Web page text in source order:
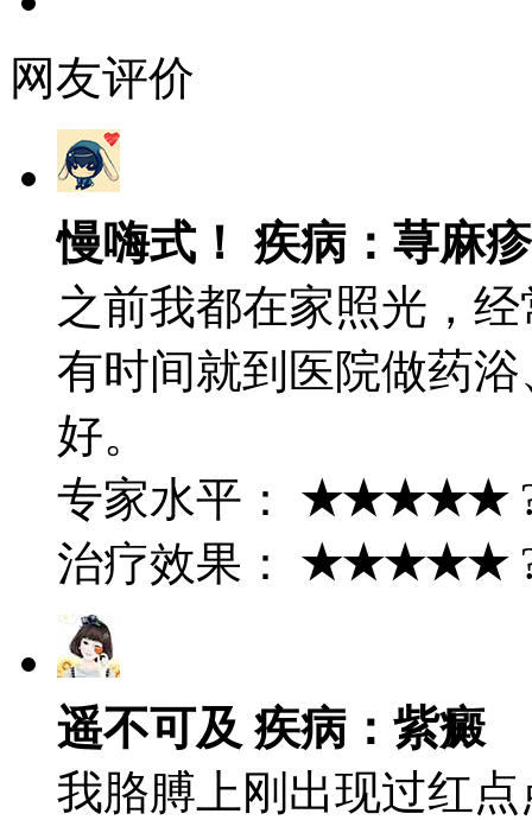
网友评价
慢嗨式！ 疾病：荨麻疹
之前我都在家照光，
有时间就到医院做药
好。
专家水平： ★★★★★
治疗效果： ★★★★★
遥不可及 疾病：紫癜
我胳膊上刚出现过红